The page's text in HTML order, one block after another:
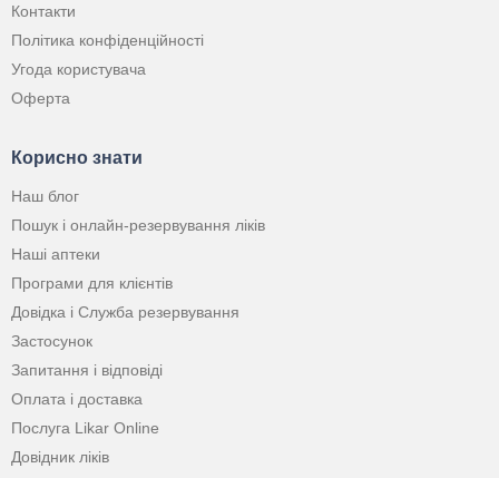
Контакти
Політика конфіденційності
Угода користувача
Оферта
Корисно знати
Наш блог
Пошук і онлайн-резервування ліків
Наші аптеки
Програми для клієнтів
Довідка і Служба резервування
Застосунок
Запитання і відповіді
Оплата і доставка
Послуга Likar Online
Довідник ліків